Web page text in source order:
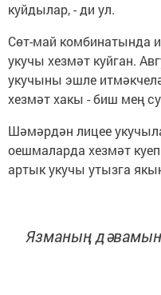
куйдылар, - ди ул.
Сөт-май комбинатында
укучы хезмәт куйган.
укучыны эшле
хезмәт хакы - биш мең
Шәмәрдән лицее
оешмаларда хезмәт
артык укучы утызга
Язманың